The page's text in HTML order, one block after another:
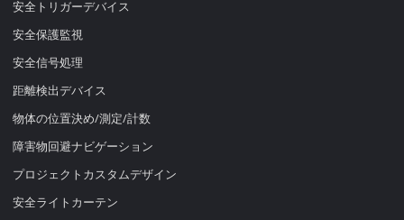
安全トリガーデバイス
安全保護監視
安全信号処理
距離検出デバイス
物体の位置決め/測定/計数
障害物回避ナビゲーション
プロジェクトカスタムデザイン
安全ライトカーテン